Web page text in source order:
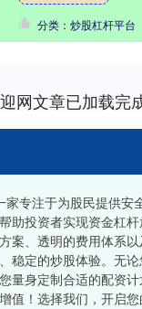
分类：炒股杠杆平台
网文章已加载完
家专注于为股民提供安
助投资者实现资金杠
案、透明的费用体系
稳定的炒股体验。无
量身定制合适的配资
值！选择我们，开启您